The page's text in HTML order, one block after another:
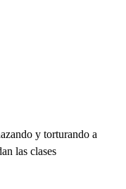
y torturando a
las clases